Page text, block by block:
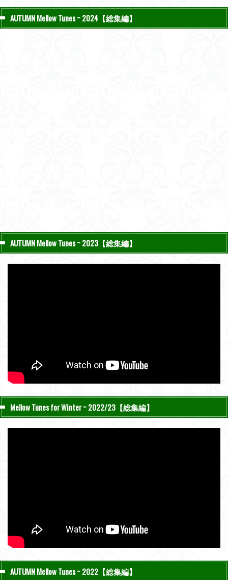
AUTUMN Mellow Tunes ~ 2024【総集編】
AUTUMN Mellow Tunes ~ 2023【総集編】
Mellow Tunes for Winter ~ 2022/23【総集編】
AUTUMN Mellow Tunes ~ 2022【総集編】